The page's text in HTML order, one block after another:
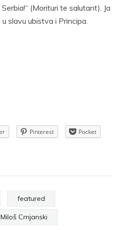
(Morituri te salutant). Ja
slavu ubistva i Principa.
Pinterest
Pocket
featured
Miloš Crnjanski